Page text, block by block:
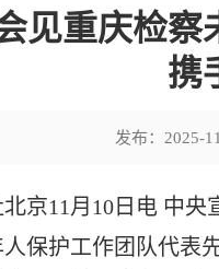
见重庆检
携
发布： 2025-
京11月10日电 中
保护工作团队代表